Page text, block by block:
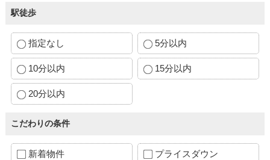
駅徒歩
指定なし 5分以内
10分以内 15分以内
20分以内
こだわりの条件
新着物件 プライスダウン